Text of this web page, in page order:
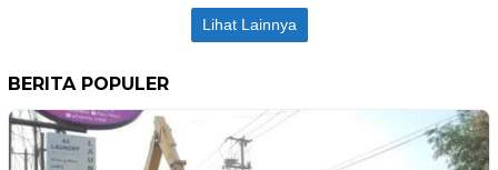
Lihat Lainnya
BERITA POPULER